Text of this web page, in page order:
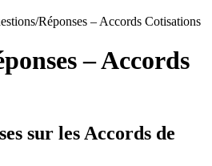
Réponses – Accords Cotisations
– Accords
sur les Accords de